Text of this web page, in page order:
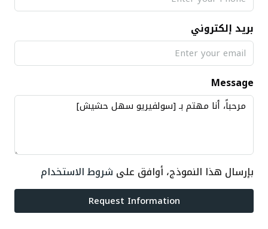
بريد إلكتروني
Message
بإرسال هذا النموذج، أوافق علىشروط الاستخدام
Request Information